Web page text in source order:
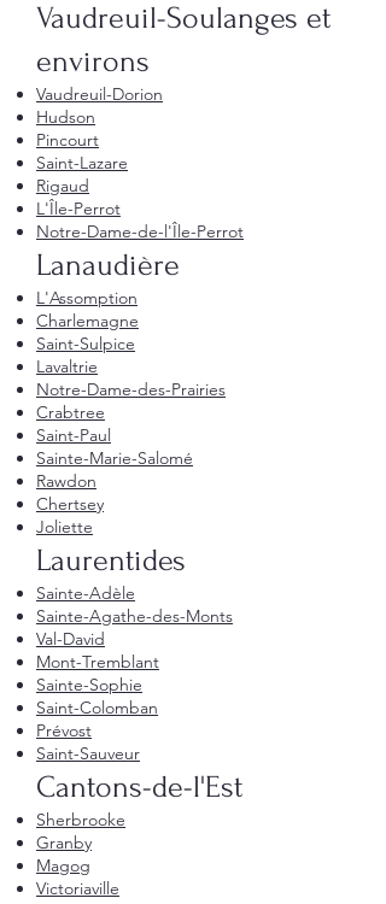
Vaudreuil-Soulanges et
environs
Vaudreuil-Dorion
Hudson
Pincourt
Saint-Lazare
Rigaud
L'Île-Perrot
Notre-Dame-de-l'Île-Perrot
Lanaudière
L'Assomption
Charlemagne
Saint-Sulpice
Lavaltrie
Notre-Dame-des-Prairies
Crabtree
Saint-Paul
Sainte-Marie-Salomé
Rawdon
Chertsey
Joliette
Laurentides
Sainte-Adèle
Sainte-Agathe-des-Monts
Val-David
Mont-Tremblant
Sainte-Sophie
Saint-Colomban
Prévost
Saint-Sauveur
Cantons-de-l'Est
Sherbrooke
Granby
Magog
Victoriaville